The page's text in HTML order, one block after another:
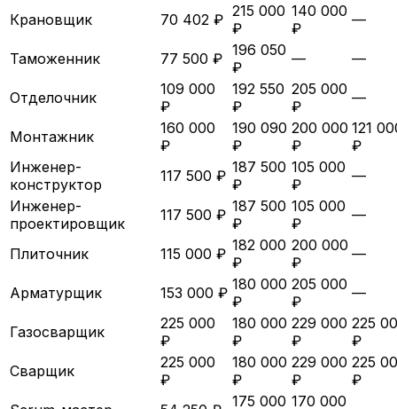
Крановщик 70 402 ₽ 215 000
₽
140 000
₽
—
Таможенник 77 500 ₽ 196 050
₽
— —
Отделочник
109 000
₽
192 550
₽
205 000
₽
—
Монтажник
160 000
₽
190 090
₽
200 000
₽
121
₽
Инженер-
конструктор
117 500 ₽ 187 500
₽
105 000
₽
—
Инженер-
проектировщик
117 500 ₽ 187 500
₽
105 000
₽
—
Плиточник 115 000 ₽ 182 000
₽
200 000
₽
—
Арматурщик 153 000 ₽ 180 000
₽
205 000
₽
—
Газосварщик
225 000
₽
180 000
₽
229 000
₽
225
₽
Сварщик
225 000
₽
180 000
₽
229 000
₽
225
₽
175 000 170 000